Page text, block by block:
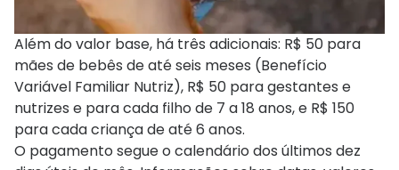
Além do valor base, há três adicionais: R$ 50 para
mães de bebês de até seis meses (Benefício
Variável Familiar Nutriz), R$ 50 para gestantes e
nutrizes e para cada filho de 7 a 18 anos, e R$ 150
para cada criança de até 6 anos.
O pagamento segue o calendário dos últimos dez